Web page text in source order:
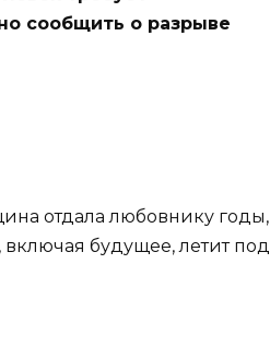
сообщить о разрыве
отдала любовнику годы,
включая будущее, летит под